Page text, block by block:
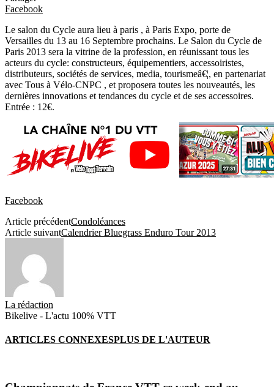
Facebook
Le salon du Cycle aura lieu à paris , à Paris Expo, porte de
Versailles du 13 au 16 Septembre prochains. Le Salon du Cycle de
Paris 2013 sera la vitrine de la profession, en réunissant tous les
acteurs du cycle: constructeurs, équipementiers, accessoiristes,
distributeurs, sociétés de services, media, tourismeâ€¦, en partenariat
avec Tous à Vélo-CNPC , et proposera toutes les nouveautés, les
dernières innovations et tendances du cycle et de ses accessoires.
Entrée : 12€.
Facebook
Article précédentCondoléances
Article suivantCalendrier Bluegrass Enduro Tour 2013
La rédaction
Bikelive - L'actu 100% VTT
ARTICLES CONNEXESPLUS DE L'AUTEUR